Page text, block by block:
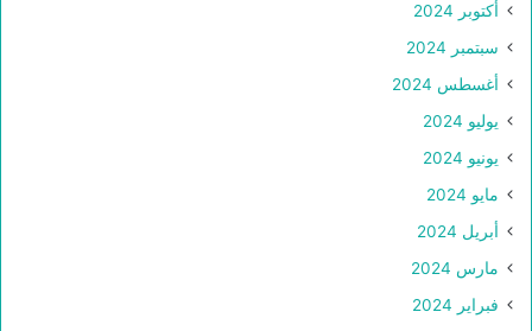
أكتوبر 2024
سبتمبر 2024
أغسطس 2024
يوليو 2024
يونيو 2024
مايو 2024
أبريل 2024
مارس 2024
فبراير 2024